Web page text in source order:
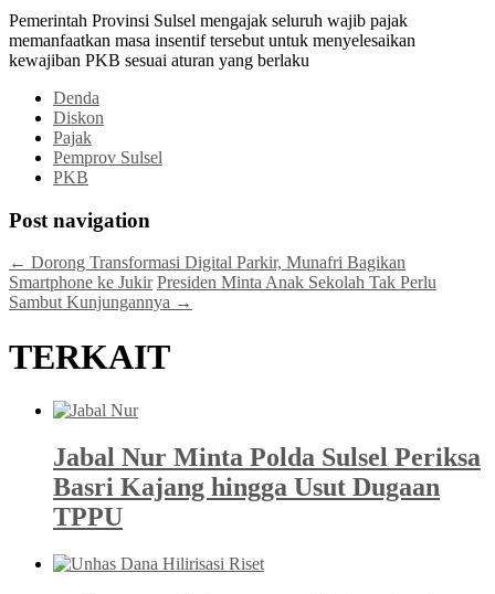
Pemerintah Provinsi Sulsel mengajak seluruh wajib pajak
memanfaatkan masa insentif tersebut untuk menyelesaikan
kewajiban PKB sesuai aturan yang berlaku
Denda
Diskon
Pajak
Pemprov Sulsel
PKB
Post navigation
← Dorong Transformasi Digital Parkir, Munafri Bagikan
Smartphone ke Jukir Presiden Minta Anak Sekolah Tak Perlu
Sambut Kunjungannya →
TERKAIT
Jabal Nur Minta Polda Sulsel Periksa
Basri Kajang hingga Usut Dugaan
TPPU